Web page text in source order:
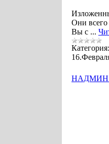
Они всего
Вы с ...
Категория: